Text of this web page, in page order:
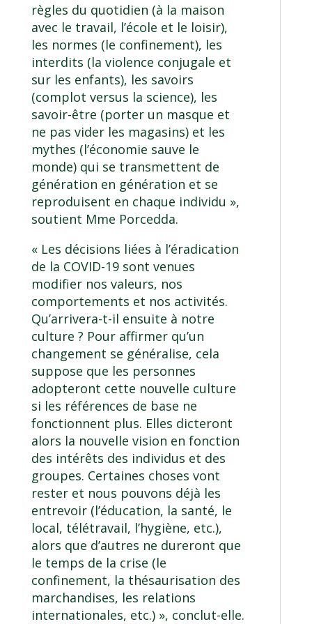
règles du quotidien (à la maison
avec le travail, l’école et le loisir),
les normes (le confinement), les
interdits (la violence conjugale et
sur les enfants), les savoirs
(complot versus la science), les
savoir-être (porter un masque et
ne pas vider les magasins) et les
mythes (l’économie sauve le
monde) qui se transmettent de
génération en génération et se
reproduisent en chaque individu »,
soutient Mme Porcedda.
« Les décisions liées à l’éradication
de la COVID-19 sont venues
modifier nos valeurs, nos
comportements et nos activités.
Qu’arrivera-t-il ensuite à notre
culture ? Pour affirmer qu’un
changement se généralise, cela
suppose que les personnes
adopteront cette nouvelle culture
si les références de base ne
fonctionnent plus. Elles dicteront
alors la nouvelle vision en fonction
des intérêts des individus et des
groupes. Certaines choses vont
rester et nous pouvons déjà les
entrevoir (l’éducation, la santé, le
local, télétravail, l’hygiène, etc.),
alors que d’autres ne dureront que
le temps de la crise (le
confinement, la thésaurisation des
marchandises, les relations
internationales, etc.) », conclut-elle.